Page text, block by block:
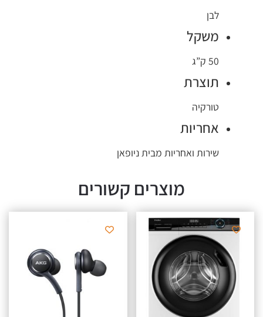
לבן
משקל
50 ק”ג
תוצרת
טורקיה
אחריות
שירות ואחריות מבית ניופאן
מוצרים קשורים